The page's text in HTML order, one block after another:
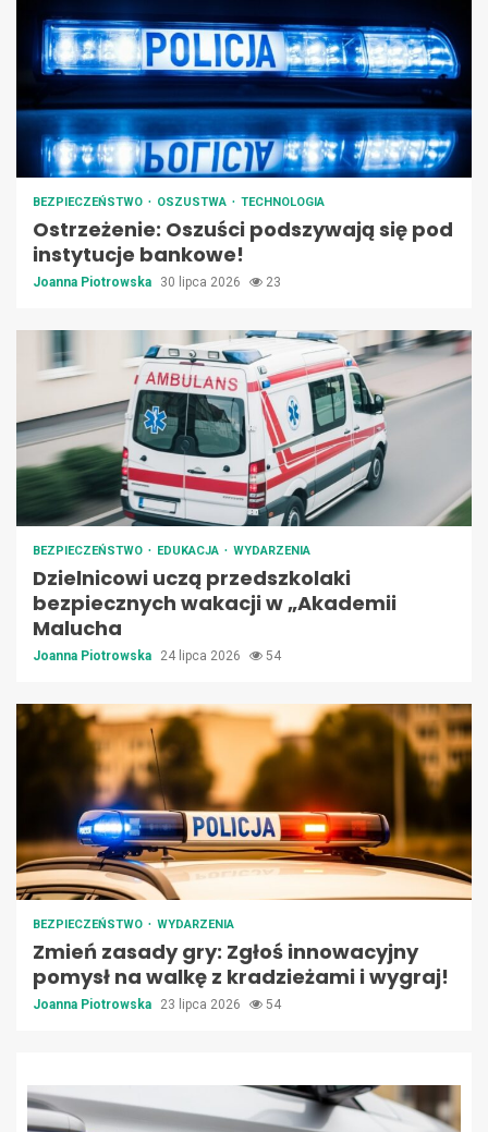
BEZPIECZEŃSTWO OSZUSTWA TECHNOLOGIA
Ostrzeżenie: Oszuści podszywają się pod
instytucje bankowe!
Joanna Piotrowska 30 lipca 2026 23
BEZPIECZEŃSTWO EDUKACJA WYDARZENIA
Dzielnicowi uczą przedszkolaki
bezpiecznych wakacji w „Akademii
Malucha
Joanna Piotrowska 24 lipca 2026 54
BEZPIECZEŃSTWO WYDARZENIA
Zmień zasady gry: Zgłoś innowacyjny
pomysł na walkę z kradzieżami i wygraj!
Joanna Piotrowska 23 lipca 2026 54